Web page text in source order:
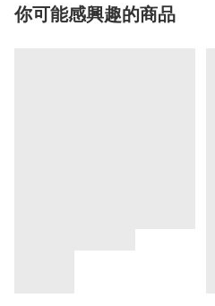
你可能感興趣的商品